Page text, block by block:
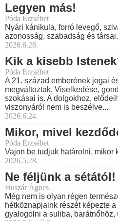
Legyen más!
Póda Erzsébet
Nyári kánikula, forró levegő,
azonosság, szabadság és társai.
2026.6.28.
Kik a kisebb
Póda Erzsébet
A 21. század emberének jogai
megváltoztak. Viselkedése,
szokásai is. A dolgokhoz,
viszonyáról nem is beszélve...
2026.6.24.
Mikor, mivel
Póda Erzsébet
Vajon be tudjuk határolni, mikor
2026.5.28.
Ne féljünk a sétától!
Huszár Ágnes
Még nem is olyan régen
hétköznapjaink részét képezte
gyalogolni a suliba, barátnőhöz,